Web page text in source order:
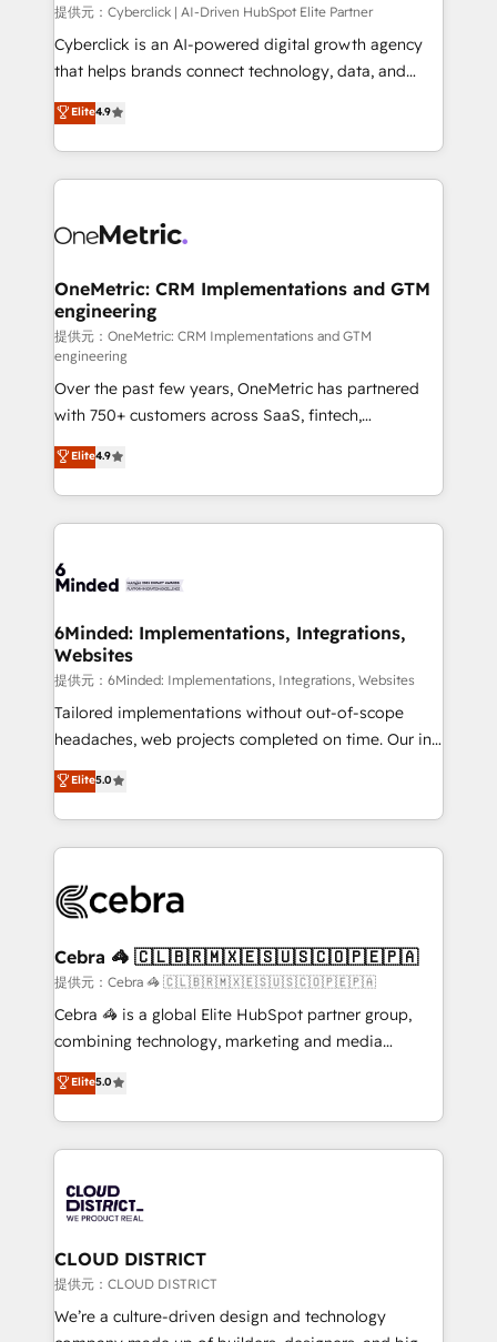
提供元：Cyberclick | AI-Driven HubSpot Elite Partner
Cyberclick is an AI-powered digital growth agency
that helps brands connect technology, data, and
creativity to achieve measurable results. Founded in
Barcelona and operating across Spain, LATAM, and
the UK, we support global companies in building
smarter marketing, sales, and customer success
Iberia (Spain & Portugal), we combine human insight
growth. Our multidisciplinary team designs solutions
that simplify complexity, boost performance, and
turn innovation into real impact. 🌍 Highlights •
HubSpot Partner since 2012 • 2022 EMEA Impact
Award: Best Integration • 150+ successful HubSpot
projects • Clients in 30+ industries • Proprietary
technology for integrations • Multilingual team:
English, Spanish, Portuguese & Italian 👉 Grow
smarter with AI and HubSpot.
Elite4.9
OneMetric: CRM Implementations and GTM
engineering
提供元：OneMetric: CRM Implementations and GTM
engineering
Over the past few years, OneMetric has partnered
with 750+ customers across SaaS, fintech,
healthcare, real estate, and other industries. With
150+ HubSpot-certified experts, we deliver scalable
solutions to complex GTM and RevOps challenges.
Our Expertise 🔹 Onboarding & Implementation:
tailored to your GTM motion. 🔹 Migrations:
from other CRMs to HubSpot without data loss or
downtime. 🔹 RevOps Strategy: Align teams,
processes, and data to drive revenue efficiency. 🔹
Integrations: Connect HubSpot with your tech stack
for better adoption. 🔹 Custom Solutions: Build
SOC 2 Type II and ISO 27001 certified, reinforcing
our commitment to data security and compliance. At
Elite4.9
6Minded: Implementations, Integrations,
Websites
提供元：6Minded: Implementations, Integrations, Websites
Tailored implementations without out-of-scope
headaches, web projects completed on time. Our in-
house team of certified CRM architects, experts,
developers, designers, and marketers handles all
aspects of your HubSpot. ✨ 400+ global clients ✨
100+ seamless migrations from 15+ different CRMs
implementations, and 5,000+ pages ✨ CS: Clients
CS: 245% organic growth & +751% new visitors for a
full-funnel HubSpot project ✨ CS: 415% conversion
boost with a new HubSpot site Recognized leaders:
🏆 HubSpot Platform Migration Impact Award 🏆
Inbound Campaign of the Year 🏆 Gold AVA Digital
Award for Best Website 🌟 Accreditations: CRM
Elite5.0
Cebra 🦓 🇨🇱🇧🇷🇲🇽🇪🇸🇺🇸🇨🇴🇵🇪🇵🇦
提供元：Cebra 🦓 🇨🇱🇧🇷🇲🇽🇪🇸🇺🇸🇨🇴🇵🇪🇵🇦
Cebra 🦓 is a global Elite HubSpot partner group,
combining technology, marketing and media
expertise across Latin America and Southern
Europe, with teams across 7 countries. Born in Chile,
we combine local insight with international reach to
help businesses grow through technology, creativity,
500+ HubSpot implementations, building end-to-
end solutions that integrate CRM, AI automation,
inbound and loop marketing, content, and digital
creativity. Our multicultural team works in Spanish,
Portuguese, and English to design scalable strategies
that drive measurable growth. 🌎 Highlights: • 10+
Elite5.0
CLOUD DISTRICT
提供元：CLOUD DISTRICT
We’re a culture-driven design and technology